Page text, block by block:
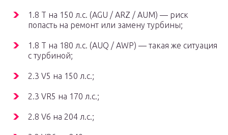
1.8 Т на 150 л.с. (AGU / ARZ / AUM) — риск
попасть на ремонт или замену турбины;
1.8 Т на 180 л.с. (AUQ / AWP) — такая же ситуация
с турбиной;
2.3 V5 на 150 л.с.;
2.3 VR5 на 170 л.с.;
2.8 V6 на 204 л.с.;